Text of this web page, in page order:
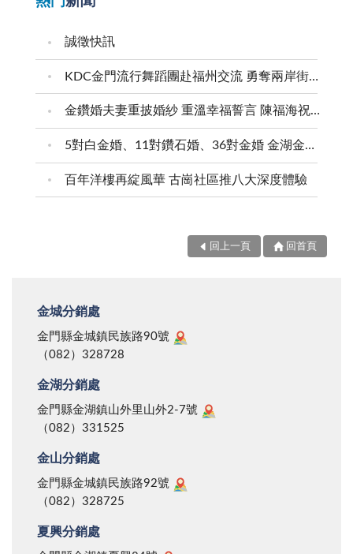
誠徵快訊
KDC金門流行舞蹈團赴福州交流 勇奪兩岸街舞賽三等獎
金鑽婚夫妻重披婚紗 重溫幸福誓言 陳福海祝福牽手半世紀 情深相守成典範
5對白金婚、11對鑽石婚、36對金婚 金湖金沙夫妻共享榮耀時刻 陳福海表揚金鑽婚夫妻 向半世紀相守家庭典範致敬
百年洋樓再綻風華 古崗社區推八大深度體驗
回上一頁 回首頁
金城分銷處
金門縣金城鎮民族路90號
（082）328728
金湖分銷處
金門縣金湖鎮山外里山外2-7號
（082）331525
金山分銷處
金門縣金城鎮民族路92號
（082）328725
夏興分銷處